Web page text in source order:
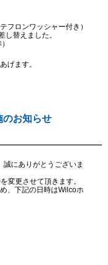
ロンワッシャー付き）
替えました。
げます。
のお知らせ
にありがとうございま
変更させて頂きます。
、下記の日時はWilcoホ